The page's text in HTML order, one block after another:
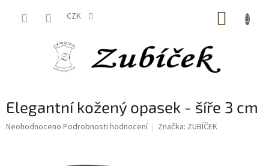
CZK
Elegantní kožený opasek - šíře 3 cm
Průměrné
Neohodnoceno Podrobnosti hodnocení Značka: ZUBÍČEK